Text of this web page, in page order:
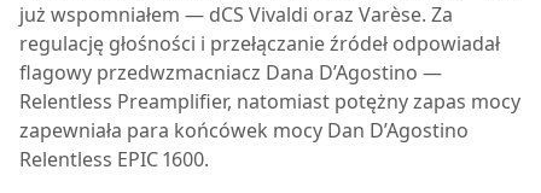
już wspomniałem — dCS Vivaldi oraz Varèse. Za
regulację głośności i przełączanie źródeł odpowiadał
flagowy przedwzmacniacz Dana D’Agostino —
Relentless Preamplifier, natomiast potężny zapas mocy
zapewniała para końcówek mocy Dan D’Agostino
Relentless EPIC 1600.